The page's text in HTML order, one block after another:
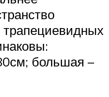
большая –